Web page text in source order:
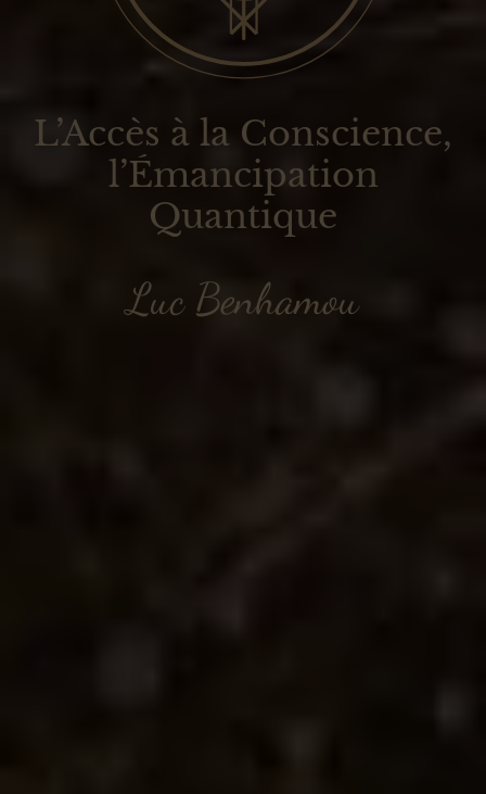
L’Accès à la Conscience,
l’Émancipation
Quantique
Luc Benhamou